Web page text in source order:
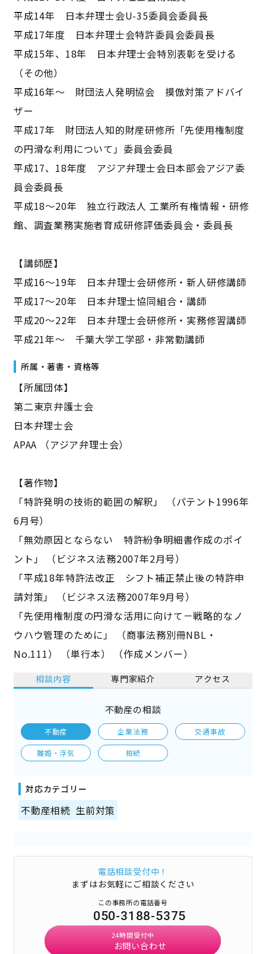
平成14年 日本弁理士会U-35委員会委員長
平成17年度 日本弁理士会特許委員会委員長
平成15年、18年 日本弁理士会特別表彰を受ける
（その他）
平成16年～ 財団法人発明協会 摸倣対策アドバイ
ザー
平成17年 財団法人知的財産研修所「先使用権制度
の円滑な利用について」委員会委員
平成17、18年度 アジア弁理士会日本部会アジア委
員会委員長
平成18～20年 独立行政法人 工業所有権情報・研修
館、調査業務実施者育成研修評価委員会・委員長
【講師歴】
平成16～19年 日本弁理士会研修所・新人研修講師
平成17～20年 日本弁理士協同組合・講師
平成20～22年 日本弁理士会研修所・実務修習講師
平成21年～ 千葉大学工学部・非常勤講師
所属・著書・資格等
【所属団体】
第二東京弁護士会
日本弁理士会
APAA （アジア弁理士会）
【著作物】
「特許発明の技術的範囲の解釈」 （パテント1996年
6月号）
「無効原因とならない 特許紛争明細書作成のポイ
ント」 （ビジネス法務2007年2月号）
「平成18年特許法改正 シフト補正禁止後の特許申
請対策」 （ビジネス法務2007年9月号）
「先使用権制度の円滑な活用に向けて－戦略的なノ
ウハウ管理のために」 （商事法務別冊NBL・
No.111） （単行本） （作成メンバー）
相談内容 専門家紹介 アクセス
不動産の相談
不動産 企業法務 交通事故
離婚・浮気 相続
対応カテゴリー
不動産相続 生前対策
電話相談受付中！
まずはお気軽にご相談ください
この事務所の電話番号
050-3188-5375
24時間受付中
お問い合わせ